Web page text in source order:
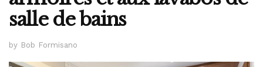
salle de bains
by Bob Formisano